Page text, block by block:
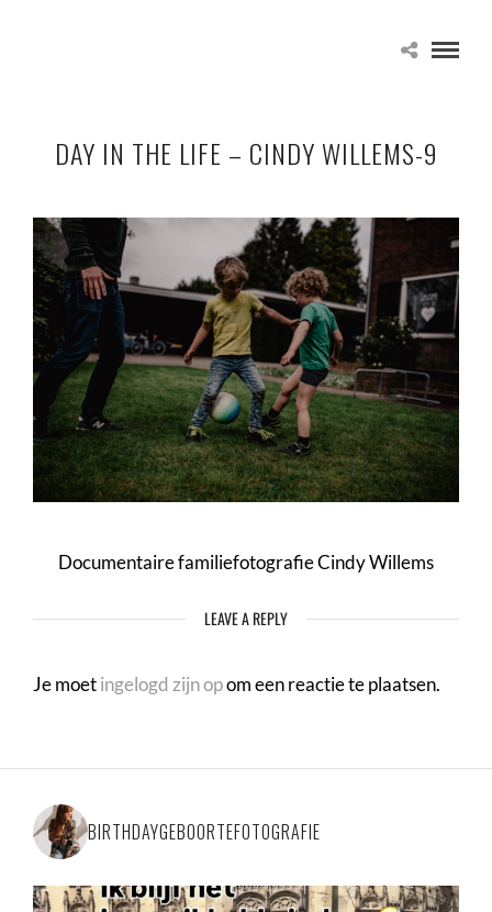
DAY IN THE LIFE – CINDY WILLEMS-9
Documentaire familiefotografie Cindy Willems
LEAVE A REPLY
Je moetingelogd zijn opom een reactie te plaatsen.
BIRTHDAYGEBOORTEFOTOGRAFIE